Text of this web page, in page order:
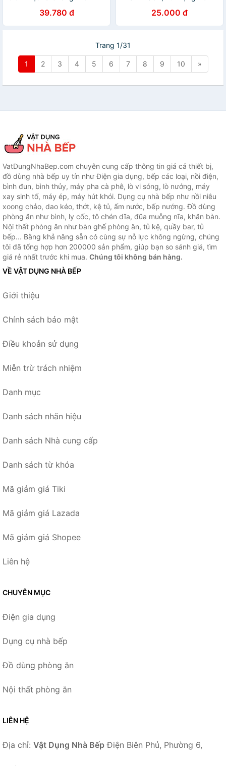
PaKaSa - Hàng Chính Hãng
39.780 đ 25.000 đ
Trang 1/31
1 2 3 4 5 6 7 8 9 10 »
VatDungNhaBep.com chuyên cung cấp thông tin giá cả thiết bị,
đồ dùng nhà bếp uy tín như Điện gia dụng, bếp các loại, nồi điện,
bình đun, bình thủy, máy pha cà phê, lò vi sóng, lò nướng, máy
xay sinh tố, máy ép, máy hút khói. Dụng cụ nhà bếp như nồi niêu
xoong chảo, dao kéo, thớt, kệ tủ, ấm nước, bếp nướng. Đồ dùng
phòng ăn như bình, ly cốc, tô chén dĩa, đũa muỗng nĩa, khăn bàn.
Nội thất phòng ăn như bàn ghế phòng ăn, tủ kệ, quầy bar, tủ
bếp... Bằng khả năng sẵn có cùng sự nỗ lực không ngừng, chúng
tôi đã tổng hợp hơn 200000 sản phẩm, giúp bạn so sánh giá, tìm
giá rẻ nhất trước khi mua. Chúng tôi không bán hàng.
VỀ VẬT DỤNG NHÀ BẾP
Giới thiệu
Chính sách bảo mật
Điều khoản sử dụng
Miễn trừ trách nhiệm
Danh mục
Danh sách nhãn hiệu
Danh sách Nhà cung cấp
Danh sách từ khóa
Mã giảm giá Tiki
Mã giảm giá Lazada
Mã giảm giá Shopee
Liên hệ
CHUYÊN MỤC
Điện gia dụng
Dụng cụ nhà bếp
Đồ dùng phòng ăn
Nội thất phòng ăn
LIÊN HỆ
Địa chỉ: Vật Dụng Nhà Bếp Điện Biên Phủ, Phường 6,